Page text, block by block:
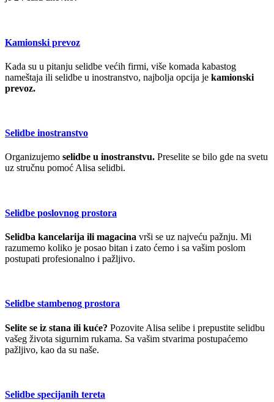
Kamionski prevoz
Kada su u pitanju selidbe većih firmi, više komada kabastog
nameštaja ili selidbe u inostranstvo, najbolja opcija je kamionski
prevoz.
Selidbe inostranstvo
Organizujemo selidbe u inostranstvu. Preselite se bilo gde na svetu
uz stručnu pomoć Alisa selidbi.
Selidbe poslovnog prostora
Selidba kancelarija ili magacina vrši se uz najveću pažnju. Mi
razumemo koliko je posao bitan i zato ćemo i sa vašim poslom
postupati profesionalno i pažljivo.
Selidbe stambenog prostora
Selite se iz stana ili kuće? Pozovite Alisa selibe i prepustite selidbu
vašeg života sigurnim rukama. Sa vašim stvarima postupaćemo
pažljivo, kao da su naše.
Selidbe specijanih tereta